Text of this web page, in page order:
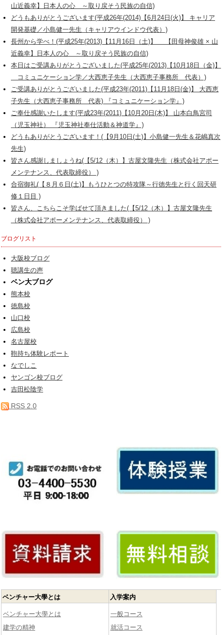
山近義幸】日本人の心 ～取り戻そう民族の自信)
どうもありがとうございます(平成26年(2014)【6月24日(火)】 キャリア
開発基礎／小島健一先生（キャリアウインドウ代表）)
長州から学べ！(平成25年(2013)【11月16日（土)】 【田母神俊雄 × 山
近義幸】日本人の心 ～取り戻そう民族の自信)
本日はご受講ありがとうございました(平成25年(2013)【10月18日（金)】
コミュニケーション学／大西恵子先生（大西恵子事務所 代表）)
ご受講ありがとうございました(平成23年(2011)【11月18日(金)】 大西恵
子先生（大西恵子事務所 代表) 『コミュニケーション学』)
ご奉仕感謝いたします(平成23年(2011)【10月20日(木)】 山本白鳥宮司
（児玉神社） 『児玉神社奉仕活動＆神道学』)
どうもありがとうございます！(【9月10日(土)】小島健一先生＆花嶋真次
先生)
皆さん感謝しましょうね(【5/12（木）】古屋文隆先生（株式会社アポー
メンテナンス、代表取締役） )
合宿御礼(【８月６日(土)】もうひとつの特攻隊～行徳先生と行く回天研
修１日目 )
皆さん、こちらこそ学ばせて頂きました(【5/12（木）】古屋文隆先生
（株式会社アポーメンテナンス、代表取締役） )
ブログリスト
大阪校ブログ
聴講生の声
ベン大ブログ
熊本校
徳島校
山口校
広島校
名古屋校
鞄持ち体験レポート
なでしこ
ヤンゴン校ブログ
吉田松陰学
RSS 2.0
ベンチャー大學とは
ベンチャー大學とは
建学の精神
入学案内
一般コース
就活コース